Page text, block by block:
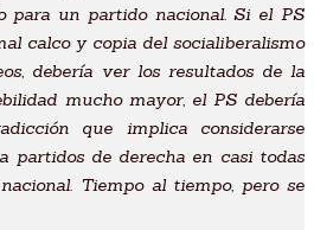
para un partido nacional. Si el PS
calco y copia del socialiberalismo
debería ver los resultados de la
mucho mayor, el PS debería
que implica considerarse
partidos de derecha en casi todas
Tiempo al tiempo, pero se